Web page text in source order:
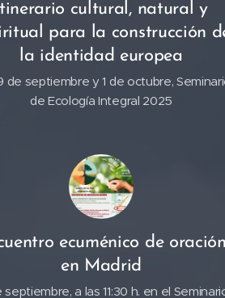
cultural, natural y
para la construcción
la identidad europea
de septiembre y 1 de octubre,
de Ecología Integral 2025
ecuménico de oración
en Madrid
septiembre, a las 11:30 h. en el